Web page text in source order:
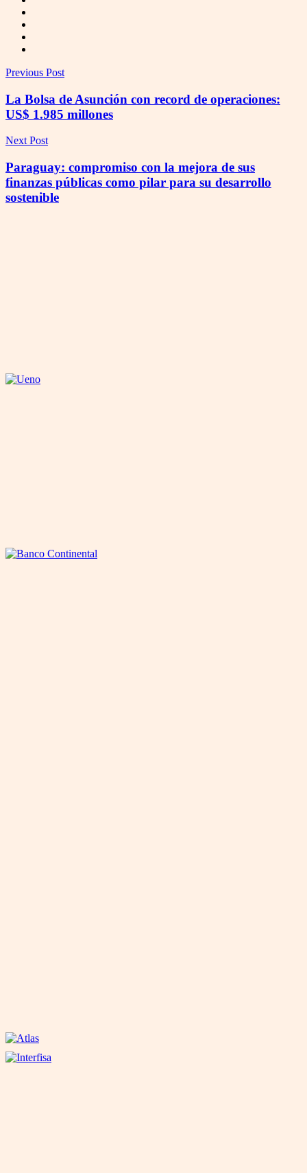
Previous Post
La Bolsa de Asunción con record de operaciones:
US$ 1.985 millones
Next Post
Paraguay: compromiso con la mejora de sus
finanzas públicas como pilar para su desarrollo
sostenible